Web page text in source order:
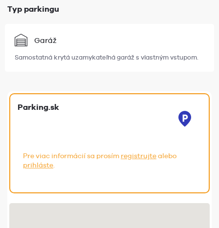
Typ parkingu
Garáž
Samostatná krytá uzamykateľná garáž s vlastným vstupom.
Parking.sk
Pre viac informácií sa prosím registrujtealebo
prihláste